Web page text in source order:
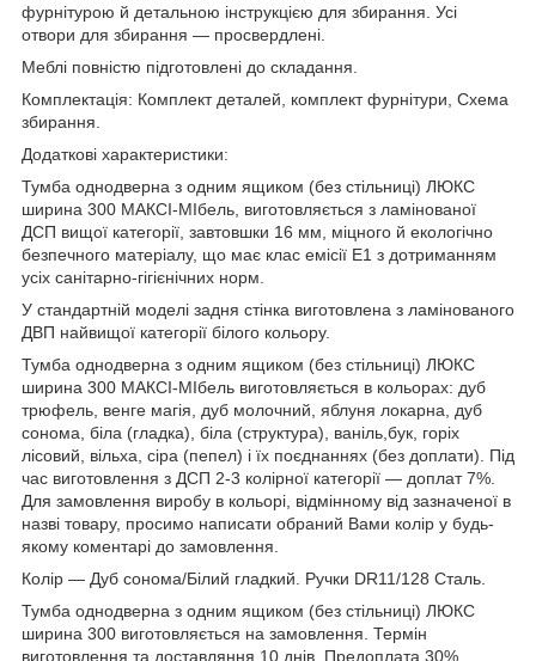
фурнітурою й детальною інструкцією для збирання. Усі
отвори для збирання — просвердлені.
Меблі повністю підготовлені до складання.
Комплектація: Комплект деталей, комплект фурнітури, Схема
збирання.
Додаткові характеристики:
Тумба однодверна з одним ящиком (без стільниці) ЛЮКС
ширина 300 МАКСІ-МІбель, виготовляється з ламінованої
ДСП вищої категорії, завтовшки 16 мм, міцного й екологічно
безпечного матеріалу, що має клас емісії Е1 з дотриманням
усіх санітарно-гігієнічних норм.
У стандартній моделі задня стінка виготовлена з ламінованого
ДВП найвищої категорії білого кольору.
Тумба однодверна з одним ящиком (без стільниці) ЛЮКС
ширина 300 МАКСІ-МІбель виготовляється в кольорах: дуб
трюфель, венге магія, дуб молочний, яблуня локарна, дуб
сонома, біла (гладка), біла (структура), ваніль,бук, горіх
лісовий, вільха, сіра (пепел) і їх поєднаннях (без доплати). Під
час виготовлення з ДСП 2-3 колірної категорії — доплат 7%.
Для замовлення виробу в кольорі, відмінному від зазначеної в
назві товару, просимо написати обраний Вами колір у будь-
якому коментарі до замовлення.
Колір — Дуб сонома/Білий гладкий. Ручки DR11/128 Сталь.
Тумба однодверна з одним ящиком (без стільниці) ЛЮКС
ширина 300 виготовляється на замовлення. Термін
виготовлення та доставляння 10 днів. Предоплата 30%.